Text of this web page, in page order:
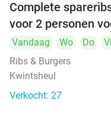
Complete
voor 2 personen
Vandaag Wo Do
Ribs & Burgers
Kwintsheul
Verkocht: 27